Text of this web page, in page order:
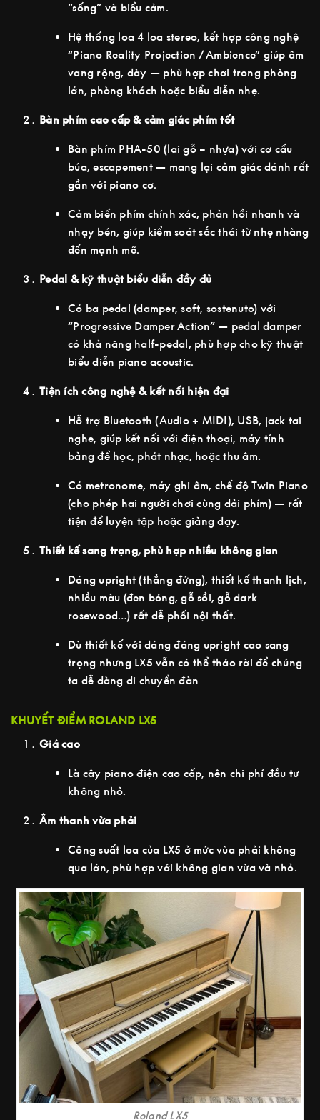
“sống” và biểu cảm.
Hệ thống loa 4 loa stereo, kết hợp công nghệ
“Piano Reality Projection / Ambience” giúp âm
vang rộng, dày — phù hợp chơi trong phòng
lớn, phòng khách hoặc biểu diễn nhẹ.
Bàn phím cao cấp & cảm giác phím tốt
Bàn phím PHA-50 (lai gỗ – nhựa) với cơ cấu
búa, escapement — mang lại cảm giác đánh rất
gần với piano cơ.
Cảm biến phím chính xác, phản hồi nhanh và
nhạy bén, giúp kiểm soát sắc thái từ nhẹ nhàng
đến mạnh mẽ.
Pedal & kỹ thuật biểu diễn đầy đủ
Có ba pedal (damper, soft, sostenuto) với
“Progressive Damper Action” — pedal damper
có khả năng half-pedal, phù hợp cho kỹ thuật
biểu diễn piano acoustic.
Tiện ích công nghệ & kết nối hiện đại
Hỗ trợ Bluetooth (Audio + MIDI), USB, jack tai
nghe, giúp kết nối với điện thoại, máy tính
bảng để học, phát nhạc, hoặc thu âm.
Có metronome, máy ghi âm, chế độ Twin Piano
(cho phép hai người chơi cùng dải phím) — rất
tiện để luyện tập hoặc giảng dạy.
Thiết kế sang trọng, phù hợp nhiều không gian
Dáng upright (thẳng đứng), thiết kế thanh lịch,
nhiều màu (đen bóng, gỗ sồi, gỗ dark
rosewood…) rất dễ phối nội thất.
Dù thiết kế với dáng đáng upright cao sang
trọng nhưng LX5 vẫn có thể tháo rời để chúng
ta dễ dàng di chuyển đàn
KHUYẾT ĐIỂM ROLAND LX5
Giá cao
Là cây piano điện cao cấp, nên chi phí đầu tư
không nhỏ.
Âm thanh vừa phải
Công suất loa của LX5 ở mức vùa phải không
qua lớn, phù hợp với không gian vừa và nhỏ.
Roland LX5